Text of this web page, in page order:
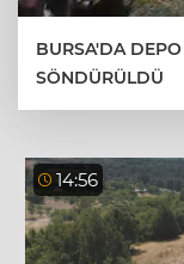
BURSA'DA
SÖNDÜRÜLDÜ
14:56